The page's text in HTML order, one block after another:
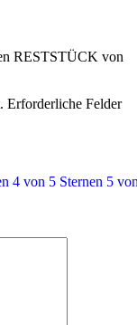
RESTSTÜCK von
Erforderliche Felder
4 von 5 Sternen 5